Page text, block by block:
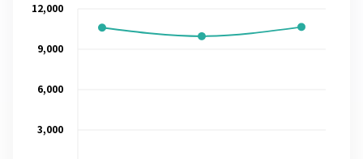
3,000
6,000
9,000
12,000